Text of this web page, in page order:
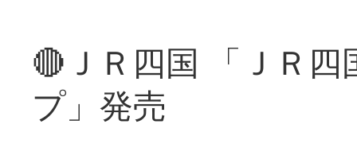
🔴ＪＲ四国 「ＪＲ
プ」発売